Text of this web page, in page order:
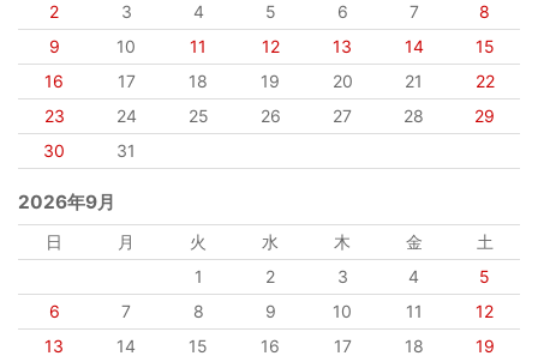
2
3 4 5 6 7
8
9
10 11 12 13 14
15
16
17 18 19 20 21
22
23
24 25 26 27 28
29
30
31
2026年9月
日 月 火 水 木 金
土
1
2 3 4
5
6
7 8 9 10 11
12
13
14 15 16 17 18
19